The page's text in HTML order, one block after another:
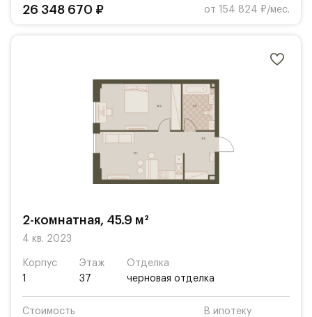
26 348 670 ₽
от 154 824 ₽/мес.
2-комнатная, 45.9 м²
4 кв. 2023
Корпус
1
Этаж
37
Отделка
черновая отделка
Стоимость
В ипотеку